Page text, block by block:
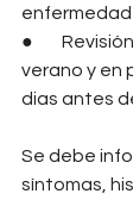
enfermedad
●
verano y en
dias antes
Se debe
síntomas,